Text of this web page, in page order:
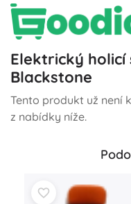
Elektrický holicí
Blackstone
Tento produkt už není
z nabídky níže.